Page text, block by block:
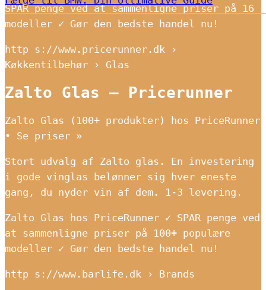
SPAR penge ved at sammenligne priser på 16
modeller ✓ Gør den bedste handel nu!
http s://www.pricerunner.dk ›
Køkkentilbehør › Glas
Zalto Glas – Pricerunner
Zalto Glas (100+ produkter) hos PriceRunner
• Se priser »
Stort udvalg af Zalto glas. En investering
i gode vinglas belønner sig hver eneste
gang, du nyder vin af dem. 1-3 levering.
Zalto Glas hos PriceRunner ✓ SPAR penge ved
at sammenligne priser på 100+ populære
modeller ✓ Gør den bedste handel nu!
http s://www.barlife.dk › Brands